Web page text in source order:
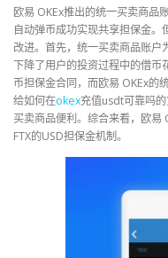
欧易 OKEx推出的统一买卖商品
自动弹币成功实现共享担保金
改进。首先，统一买卖商品账
下降了用户的投资过程中的借币
币担保金合同，而欧易 OKEx的
给如何在okex充值usdt可靠吗
买卖商品便利。综合来看，欧易
FTX的USD担保金机制。